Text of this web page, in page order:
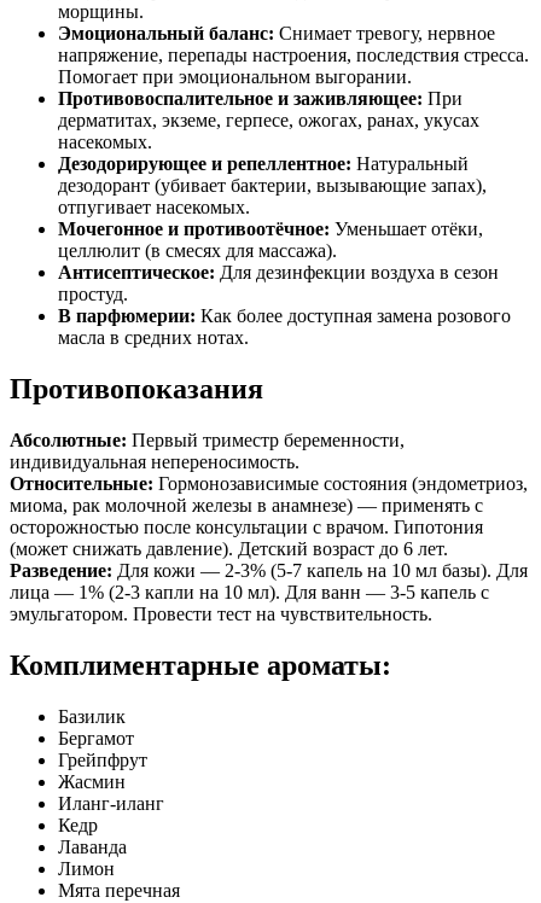
морщины.
Эмоциональный баланс: Снимает тревогу, нервное
напряжение, перепады настроения, последствия стресса.
Помогает при эмоциональном выгорании.
Противовоспалительное и заживляющее: При
дерматитах, экземе, герпесе, ожогах, ранах, укусах
насекомых.
Дезодорирующее и репеллентное: Натуральный
дезодорант (убивает бактерии, вызывающие запах),
отпугивает насекомых.
Мочегонное и противоотёчное: Уменьшает отёки,
целлюлит (в смесях для массажа).
Антисептическое: Для дезинфекции воздуха в сезон
простуд.
В парфюмерии: Как более доступная замена розового
масла в средних нотах.
Противопоказания
Абсолютные: Первый триместр беременности,
индивидуальная непереносимость.
Относительные: Гормонозависимые состояния (эндометриоз,
миома, рак молочной железы в анамнезе) — применять с
осторожностью после консультации с врачом. Гипотония
(может снижать давление). Детский возраст до 6 лет.
Разведение: Для кожи — 2-3% (5-7 капель на 10 мл базы). Для
лица — 1% (2-3 капли на 10 мл). Для ванн — 3-5 капель с
эмульгатором. Провести тест на чувствительность.
Комплиментарные ароматы:
Базилик
Бергамот
Грейпфрут
Жасмин
Иланг-иланг
Кедр
Лаванда
Лимон
Мята перечная